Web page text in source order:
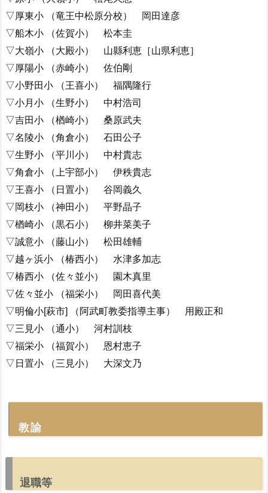
▽厚東小 （竜王中松原分校） 岡田達彦
▽船木小 （佐賀小） 松本圭
▽大嶺小 （大殿小） 山縣利恵［山県利恵］
▽厚陽小 （赤崎小） 佐伯剛
▽小野田小 （王喜小） 福隅隆行
▽小月小 （生野小） 中村浩司
▽吉田小 （楢崎小） 桑原武夫
▽名陵小 （角倉小） 石田公子
▽生野小 （平川小） 中村貴志
▽角倉小 （上宇部小） 伊秩貴志
▽王喜小 （日置小） 谷岡義久
▽岡枝小 （神田小） 平野晶子
▽楢崎小 （黒石小） 柳井菜美子
▽誠意小 （藤山小） 松田雄輔
▽越ヶ浜小 （椿西小） 水津多加志
▽椿西小 （佐々並小） 園木真里
▽佐々並小 （福栄小） 岡田喜代美
▽明倫小[萩市] （阿武町教委指導主事） 用殿正和
▽三見小 （通小） 河村訓枝
▽福栄小 （福賀小） 恩村恵子
▽日置小 （三見小） 大深文乃
教諭
退職等